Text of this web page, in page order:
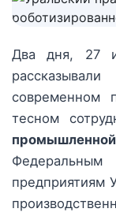
Два дня, 27
современном
тесном
Федеральным
предприятиям